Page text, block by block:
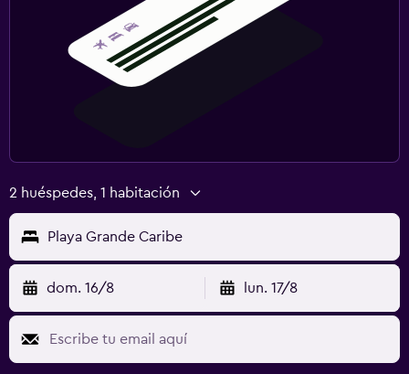
2 huéspedes, 1 habitación
Playa Grande Caribe
dom. 16/8 lun. 17/8